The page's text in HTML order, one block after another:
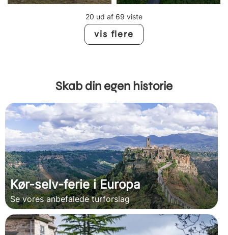
20 ud af 69 viste
vis flere
Skab din egen historie
Kør-selv-ferie i Europa
Se vores anbefalede turforslag